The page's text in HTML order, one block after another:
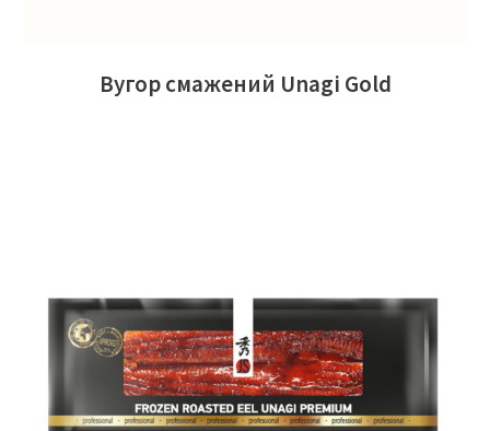
Вугор смажений Unagi Gold
ЧИТАТИ ДАЛІ